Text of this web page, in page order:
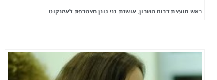
ראש מועצת דרום השרון, אושרת גני גונן מצטרפת לאיזנקוט